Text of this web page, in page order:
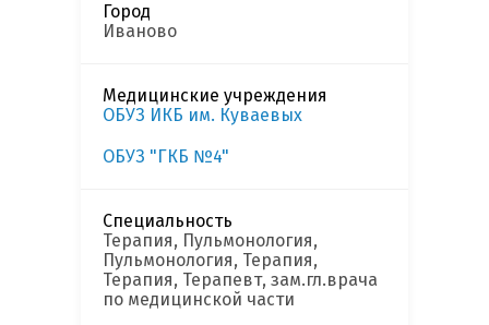
Город
Иваново
Медицинские учреждения
ОБУЗ ИКБ им. Куваевых
ОБУЗ "ГКБ №4"
Специальность
Терапия, Пульмонология,
Пульмонология, Терапия,
Терапия, Терапевт, зам.гл.врача
по медицинской части